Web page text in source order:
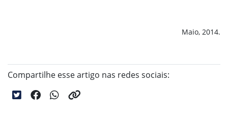
Maio, 2014.
Compartilhe esse artigo nas redes sociais: